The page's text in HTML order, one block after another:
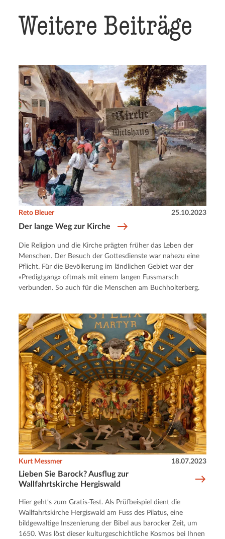
Weitere Beiträge
Der lange Weg zur Kirche
Reto Bleuer 25.10.2023
Die Religion und die Kirche prägten früher das Leben der
Menschen. Der Besuch der Gottesdienste war nahezu eine
Pflicht. Für die Bevölkerung im ländlichen Gebiet war der
«Predigtgang» oftmals mit einem langen Fussmarsch
verbunden. So auch für die Menschen am Buchholterberg.
Lieben Sie Barock? Ausflug zur
Wallfahrtskirche Hergiswald
Kurt Messmer 18.07.2023
Hier geht‘s zum Gratis-Test. Als Prüfbeispiel dient die
Wallfahrtskirche Hergiswald am Fuss des Pilatus, eine
bildgewaltige Inszenierung der Bibel aus barocker Zeit, um
1650. Was löst dieser kulturgeschichtliche Kosmos bei Ihnen